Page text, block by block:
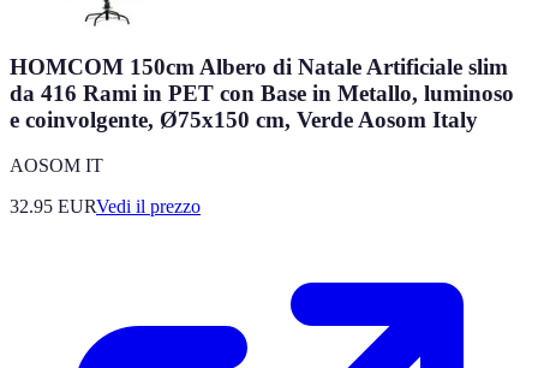
HOMCOM 150cm Albero di Natale Artificiale slim
da 416 Rami in PET con Base in Metallo, luminoso
e coinvolgente, Ø75x150 cm, Verde Aosom Italy
AOSOM IT
32.95 EURVedi il prezzo